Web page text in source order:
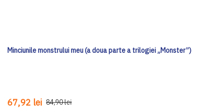
Minciunile monstrului meu (a doua parte a trilogiei „Monster”)
67,92 lei 84,90 lei